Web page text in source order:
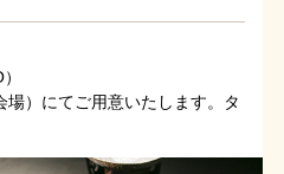
）にてご用意いたします。タ